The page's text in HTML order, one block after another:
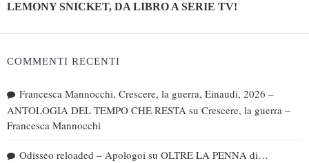
LEMONY SNICKET, DA LIBRO A SERIE TV!
COMMENTI RECENTI
Francesca Mannocchi, Crescere, la guerra, Einaudi, 2026 –
ANTOLOGIA DEL TEMPO CHE RESTA su Crescere, la guerra –
Francesca Mannocchi
Odisseo reloaded – Apologoi su OLTRE LA PENNA di…